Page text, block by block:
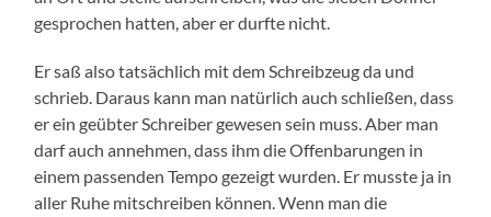
gesprochen hatten, aber er durfte nicht.
Er saß also tatsächlich mit dem Schreibzeug da und
schrieb. Daraus kann man natürlich auch schließen, dass
er ein geübter Schreiber gewesen sein muss. Aber man
darf auch annehmen, dass ihm die Offenbarungen in
einem passenden Tempo gezeigt wurden. Er musste ja in
aller Ruhe mitschreiben können. Wenn man die